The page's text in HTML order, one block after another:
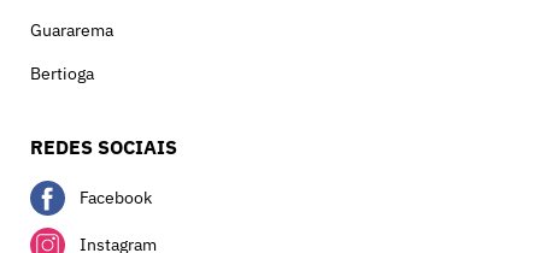
Guararema
Bertioga
REDES SOCIAIS
Facebook
Instagram